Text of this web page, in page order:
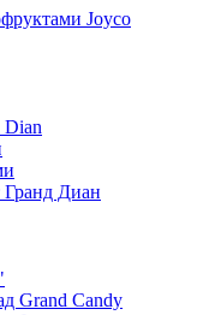
Joyco
Диан
Grand Candy